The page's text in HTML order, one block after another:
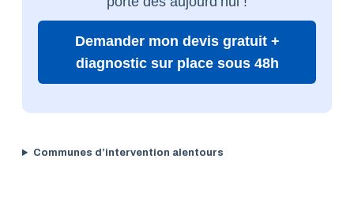
Demander mon devis gratuit +
diagnostic sur place sous 48h
Communes d’intervention alentours